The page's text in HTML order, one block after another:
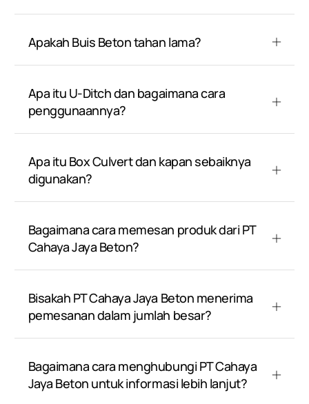
Apakah Buis Beton tahan lama?
Apa itu U-Ditch dan bagaimana cara
penggunaannya?
Apa itu Box Culvert dan kapan sebaiknya
digunakan?
Bagaimana cara memesan produk dari PT
Cahaya Jaya Beton?
Bisakah PT Cahaya Jaya Beton menerima
pemesanan dalam jumlah besar?
Bagaimana cara menghubungi PT Cahaya
Jaya Beton untuk informasi lebih lanjut?